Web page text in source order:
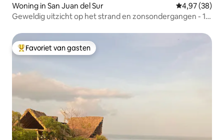
Woning in San Juan del Sur Gemiddelde
4,97 (38)
Geweldig uitzicht op het strand en zonsondergangen - 13
Topfavoriet van gasten
Favoriet van gasten